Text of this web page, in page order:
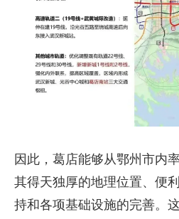
因此，葛店能够从鄂州市内
其得天独厚的地理位置、便
持和各项基础设施的完善。